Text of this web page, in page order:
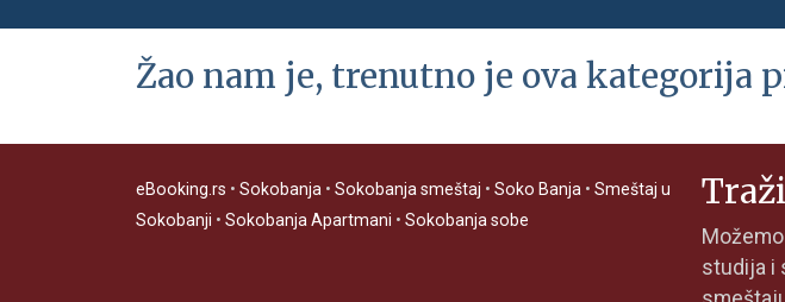
Žao nam je, trenutno je ova kategorija
eBooking.rs • Sokobanja • Sokobanja smeštaj • Soko Banja • Smeštaj u
Sokobanji • Sokobanja Apartmani • Sokobanja sobe
studija i